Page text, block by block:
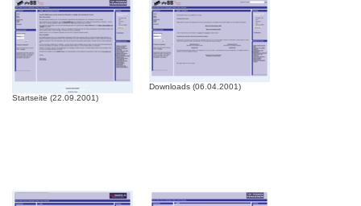
Startseite (22.09.2001)
Downloads (06.04.2001)